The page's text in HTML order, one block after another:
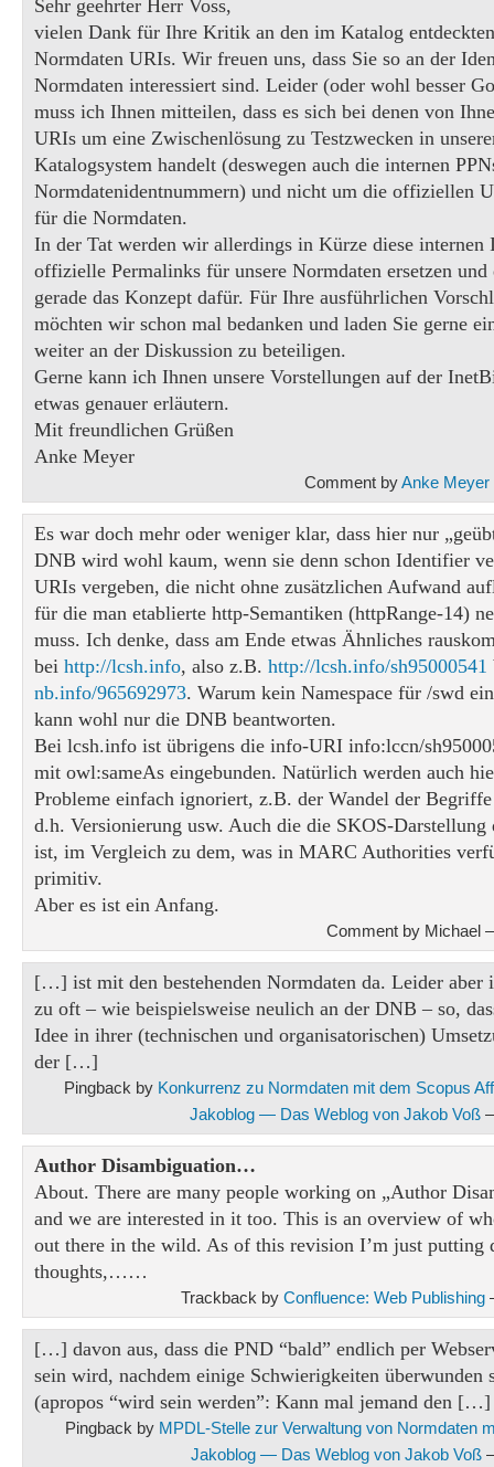
Sehr geehrter Herr Voss,
vielen Dank für Ihre Kritik an den im Katalog
Normdaten URIs. Wir freuen uns, dass Sie so an der
Normdaten interessiert sind. Leider (oder wohl besser
muss ich Ihnen mitteilen, dass es sich bei denen von
URIs um eine Zwischenlösung zu Testzwecken in
Katalogsystem handelt (deswegen auch die internen
Normdatenidentnummern) und nicht um die offiziellen
für die Normdaten.
In der Tat werden wir allerdings in Kürze diese internen
offizielle Permalinks für unsere Normdaten ersetzen und
gerade das Konzept dafür. Für Ihre ausführlichen
möchten wir schon mal bedanken und laden Sie gerne
weiter an der Diskussion zu beteiligen.
Gerne kann ich Ihnen unsere Vorstellungen auf der
etwas genauer erläutern.
Mit freundlichen Grüßen
Anke Meyer
Comment byAnke Meyer
Es war doch mehr oder weniger klar, dass hier nur
DNB wird wohl kaum, wenn sie denn schon Identifier
URIs vergeben, die nicht ohne zusätzlichen Aufwand
für die man etablierte http-Semantiken (httpRange-14)
muss. Ich denke, dass am Ende etwas Ähnliches
bei http://lcsh.info, also z.B. http://lcsh.info/sh95000541
nb.info/965692973. Warum kein Namespace für /swd
kann wohl nur die DNB beantworten.
Bei lcsh.info ist übrigens die info-URI info:lccn/
mit owl:sameAs eingebunden. Natürlich werden auch
Probleme einfach ignoriert, z.B. der Wandel der
d.h. Versionierung usw. Auch die die SKOS-
ist, im Vergleich zu dem, was in MARC Authorities
primitiv.
Aber es ist ein Anfang.
Comment by Michael
[…] ist mit den bestehenden Normdaten da. Leider aber
zu oft – wie beispielsweise neulich an der DNB – so,
Idee in ihrer (technischen und organisatorischen)
der […]
Pingback by Konkurrenz zu Normdaten mit dem Scopus
Jakoblog — Das Weblog von Jakob Voß
Author Disambiguation…
About. There are many people working on „Author
and we are interested in it too. This is an overview of
out there in the wild. As of this revision I’m just putting
thoughts,……
Trackback by Confluence: Web Publishing
[…] davon aus, dass die PND “bald” endlich per
sein wird, nachdem einige Schwierigkeiten überwunden
(apropos “wird sein werden”: Kann mal jemand den […]
Pingback by MPDL-Stelle zur Verwaltung von Normdaten
Jakoblog — Das Weblog von Jakob Voß